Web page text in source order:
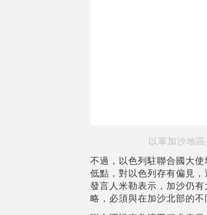
以軍加沙地
不過，以色列駐聯合國大
低點，對以色列存有偏見
發言人米勒表示，加沙仍
略，必須與在加沙北部的不